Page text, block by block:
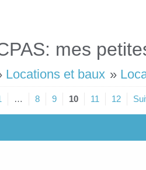
mes
Locations et baux »
… 8 9 10 11 12